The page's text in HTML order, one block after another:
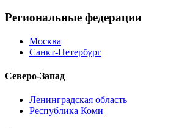
Региональные федерации
Москва
Санкт-Петербург
Северо-Запад
Ленинградская область
Республика Коми